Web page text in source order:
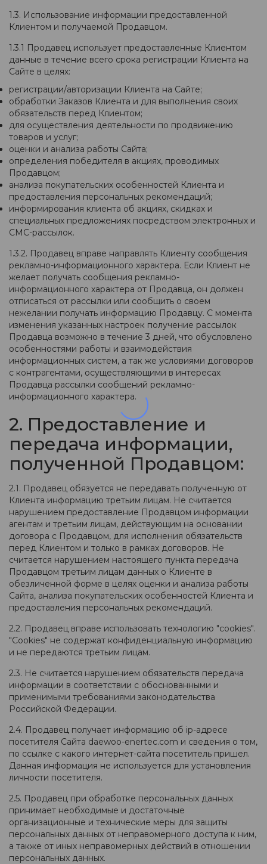
1.3. Использование информации предоставленной
Клиентом и получаемой Продавцом.
1.3.1 Продавец использует предоставленные Клиентом
данные в течение всего срока регистрации Клиента на
Сайте в целях:
регистрации/авторизации Клиента на Сайте;
обработки Заказов Клиента и для выполнения своих
обязательств перед Клиентом;
для осуществления деятельности по продвижению
товаров и услуг;
оценки и анализа работы Сайта;
определения победителя в акциях, проводимых
Продавцом;
анализа покупательских особенностей Клиента и
предоставления персональных рекомендаций;
информирования клиента об акциях, скидках и
специальных предложениях посредством электронных и
СМС-рассылок.
1.3.2. Продавец вправе направлять Клиенту сообщения
рекламно-информационного характера. Если Клиент не
желает получать сообщения рекламно-
информационного характера от Продавца, он должен
отписаться от рассылки или сообщить о своем
нежелании получать информацию Продавцу. С момента
изменения указанных настроек получение рассылок
Продавца возможно в течение 3 дней, что обусловлено
особенностями работы и взаимодействия
информационных систем, а так же условиями договоров
с контрагентами, осуществляющими в интересах
Продавца рассылки сообщений рекламно-
информационного характера.
2. Предоставление и
передача информации,
полученной Продавцом:
2.1. Продавец обязуется не передавать полученную от
Клиента информацию третьим лицам. Не считается
нарушением предоставление Продавцом информации
агентам и третьим лицам, действующим на основании
договора с Продавцом, для исполнения обязательств
перед Клиентом и только в рамках договоров. Не
считается нарушением настоящего пункта передача
Продавцом третьим лицам данных о Клиенте в
обезличенной форме в целях оценки и анализа работы
Сайта, анализа покупательских особенностей Клиента и
предоставления персональных рекомендаций.
2.2. Продавец вправе использовать технологию "cookies".
"Cookies" не содержат конфиденциальную информацию
и не передаются третьим лицам.
2.3. Не считается нарушением обязательств передача
информации в соответствии с обоснованными и
применимыми требованиями законодательства
Российской Федерации.
2.4. Продавец получает информацию об ip-адресе
посетителя Сайта daewoo-enertec.com и сведения о том,
по ссылке с какого интернет-сайта посетитель пришел.
Данная информация не используется для установления
личности посетителя.
2.5. Продавец при обработке персональных данных
принимает необходимые и достаточные
организационные и технические меры для защиты
персональных данных от неправомерного доступа к ним,
а также от иных неправомерных действий в отношении
персональных данных.